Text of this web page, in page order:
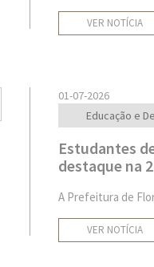
VER NOTÍCIA
01-07-2026
Educação e
Estudantes
destaque na
A Prefeitura de
VER NOTÍCIA